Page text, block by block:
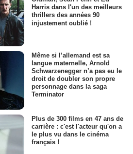
Harris dans l'un des meilleurs
thrillers des années 90
injustement oublié !
Même si l’allemand est sa
langue maternelle, Arnold
Schwarzenegger n’a pas eu le
droit de doubler son propre
personnage dans la saga
Terminator
Plus de 300 films en 47 ans de
carrière : c'est l'acteur qu'on a
le plus vu dans le cinéma
français !